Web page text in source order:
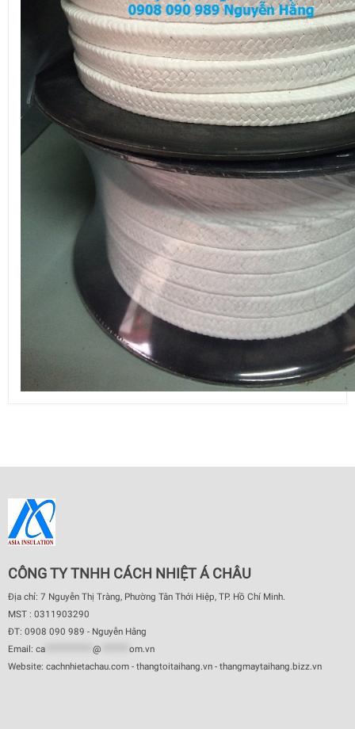
CÔNG TY TNHH CÁCH NHIỆT Á CHÂU
Địa chỉ: 7 Nguyễn Thị Tràng, Phường Tân Thới Hiệp, TP. Hồ Chí Minh.
MST : 0311903290
ĐT: 0908 090 989 - Nguyễn Hằng
Email: ca @
om.vn
Website: cachnhietachau.com - thangtoitaihang.vn - thangmaytaihang.bizz.vn